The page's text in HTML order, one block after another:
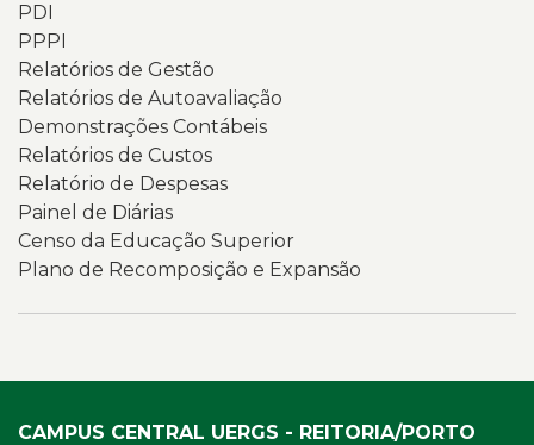
PDI
PPPI
Relatórios de Gestão
Relatórios de Autoavaliação
Demonstrações Contábeis
Relatórios de Custos
Relatório de Despesas
Painel de Diárias
Censo da Educação Superior
Plano de Recomposição e Expansão
CAMPUS CENTRAL UERGS - REITORIA/PORTO